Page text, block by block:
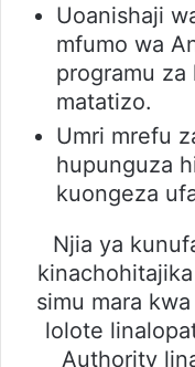
Uoanishaji
mfumo wa
programu za
matatizo.
Umri mrefu
hupunguza
kuongeza
Njia ya
simu mara
lolote
Authority